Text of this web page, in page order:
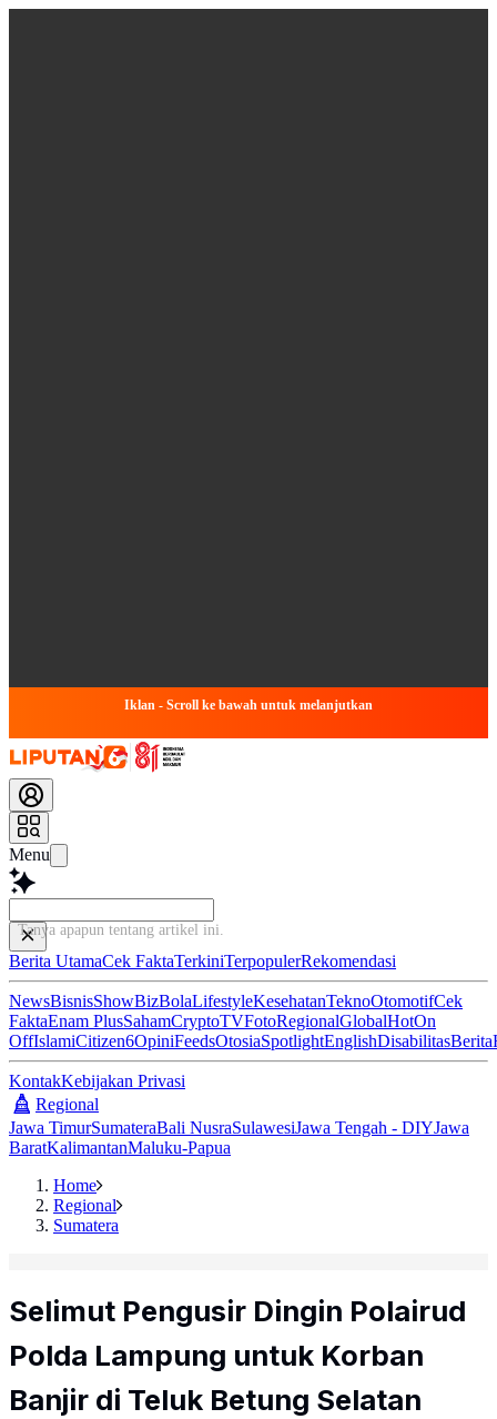
Iklan - Scroll ke bawah untuk melanjutkan
Menu
Tanya apapun tentang artikel ini...
Berita UtamaCek FaktaTerkiniTerpopulerRekomendasi
NewsBisnisShowBizBolaLifestyleKesehatanTeknoOtomotifCek
FaktaEnam PlusSahamCryptoTVFotoRegionalGlobalHotOn
OffIslamiCitizen6OpiniFeedsOtosiaSpotlightEnglishDisabilitasBerita
KontakKebijakan Privasi
Regional
Jawa TimurSumateraBali NusraSulawesiJawa Tengah - DIYJawa
BaratKalimantanMaluku-Papua
Home
Regional
Sumatera
Selimut Pengusir Dingin Polairud
Polda Lampung untuk Korban
Banjir di Teluk Betung Selatan